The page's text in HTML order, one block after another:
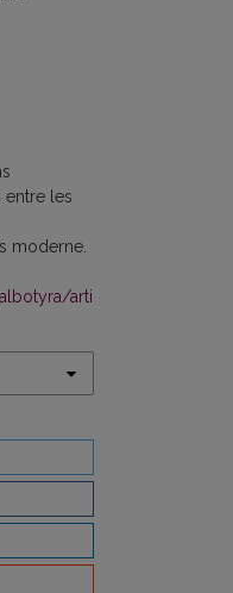
entre les
moderne.
arti